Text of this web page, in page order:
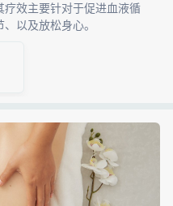
效主要针对于促进血液循
以及放松身心。